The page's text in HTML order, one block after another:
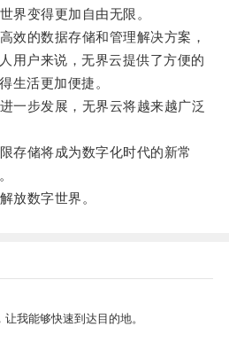
变得更加自由无限。
的数据存储和管理解决方案，
用户来说，无界云提供了方便的
生活更加便捷。
步发展，无界云将越来越广泛
储将成为数字化时代的新常
数字世界。
我能够快速到达目的地。